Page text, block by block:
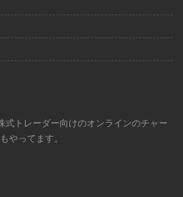
式トレーダー向けのオンラインのチャー
やってます。